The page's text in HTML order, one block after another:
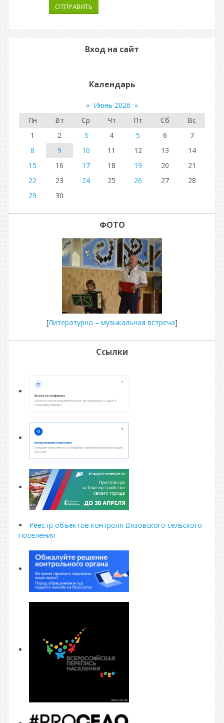
ОТПРАВИТЬ
Вход на сайт
Календарь
« Июнь 2026 »
Пн
Вт Ср Чт Пт Сб
Вс
1
2 3 4 5 6
7
8
9 10 11 12 13
14
15
16 17 18 19 20
21
22
23 24 25 26 27
28
29
30
ФОТО
[Литературно – музыкальная встреча]
Ссылки
Реестр объектов контроля Вязовского сельского
поселения